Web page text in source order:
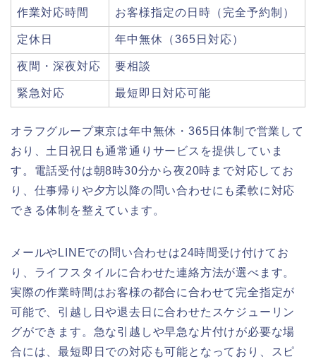
作業対応時間 お客様指定の日時（完全予約制）
定休日 年中無休（365日対応）
夜間・深夜対応 要相談
緊急対応 最短即日対応可能
オラフグループ東京は年中無休・365日体制で営業して
おり、土日祝日も通常通りサービスを提供していま
す。電話受付は朝8時30分から夜20時まで対応してお
り、仕事帰りや夕方以降の問い合わせにも柔軟に対応
できる体制を整えています。
メールやLINEでの問い合わせは24時間受け付けてお
り、ライフスタイルに合わせた連絡方法が選べます。
実際の作業時間はお客様の都合に合わせて完全指定が
可能で、引越し日や退去日に合わせたスケジューリン
グができます。急な引越しや早急な片付けが必要な場
合には、最短即日での対応も可能となっており、スピ